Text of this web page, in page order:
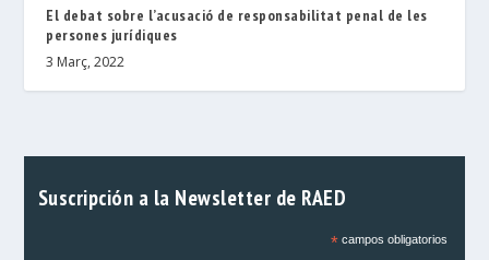
El debat sobre l’acusació de responsabilitat penal de les
persones jurídiques
3 Març, 2022
Suscripción a la Newsletter de RAED
*campos obligatorios